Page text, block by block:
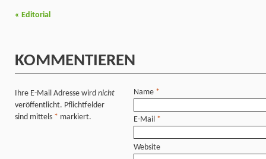
« Editorial
KOMMENTIEREN
Ihre E-Mail Adresse wird nicht
veröffentlicht. Pflichtfelder
sind mittels * markiert.
Name *
E-Mail *
Website